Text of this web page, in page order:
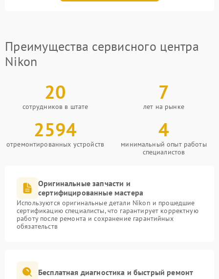
Преимущества сервисного центра
Nikon
20
сотрудников в штате
7
лет на рынке
2594
отремонтированных устройств
4
минимальный опыт работы
специалистов
Оригинальные запчасти и
сертифицированные мастера
Используются оригинальные детали Nikon и прошедшие
сертификацию специалисты, что гарантирует корректную
работу после ремонта и сохранение гарантийных
обязательств
Бесплатная диагностика и быстрый ремонт